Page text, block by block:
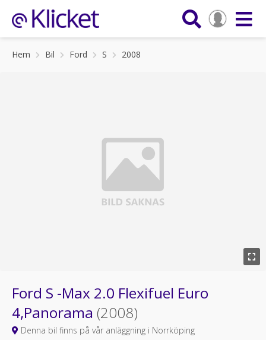
Hem Bil Ford S 2008
Ford S -Max 2.0 Flexifuel Euro
4,Panorama (2008)
Denna bil finns på vår anläggning i Norrköping